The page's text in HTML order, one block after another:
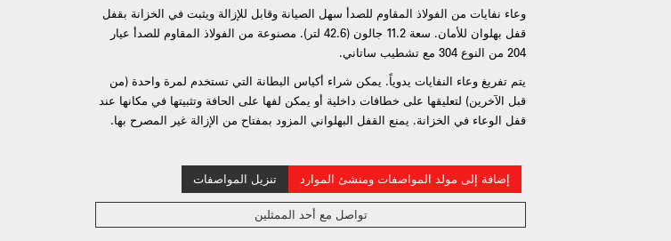
وعاء نفايات من الفولاذ المقاوم للصدأ سهل الصيانة وقابل للإزالة ويثبت في الخزانة بقفل
قفل بهلوان للأمان. سعة 11.2 جالون (42.6 لتر). مصنوعة من الفولاذ المقاوم للصدأ عيار
204 من النوع 304 مع تشطيب ساتاني.
يتم تفريغ وعاء النفايات يدوياً. يمكن شراء أكياس البطانة التي تستخدم لمرة واحدة (من
قبل الآخرين) لتعليقها على خطافات داخلية أو يمكن لفها على الحافة وتثبيتها في مكانها عند
قفل الوعاء في الخزانة. يمنع القفل البهلواني المزود بمفتاح من الإزالة غير المصرح بها.
إضافة إلى مولد المواصفات ومنشئ الموارد تنزيل المواصفات
تواصل مع أحد الممثلين